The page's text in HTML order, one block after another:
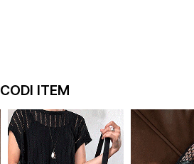
CODI ITEM